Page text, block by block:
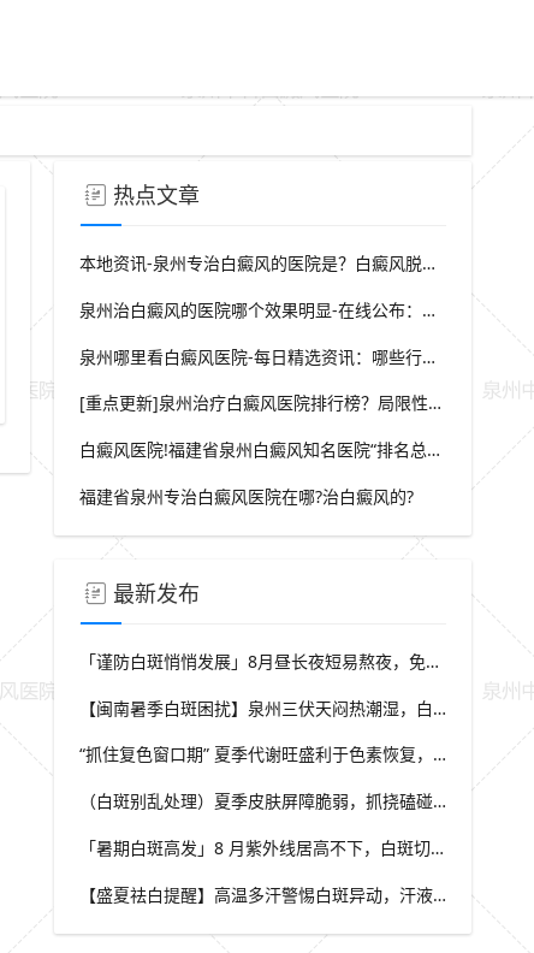
308光疗后同形反应预防措施
热点文章
本地资讯-泉州专治白癜风的医院是？白癜风脱屑是什么症状？
泉州治白癜风的医院哪个效果明显-在线公布：生活中哪些因素会诱发出白癜风
泉州哪里看白癜风医院-每日精选资讯：哪些行为会导致白癜风白斑在长
[重点更新]泉州治疗白癜风医院排行榜？局限性白癜风早期症状？
白癜风医院!福建省泉州白癜风知名医院“排名总榜公开”福建省泉州治白癜风那家医院较好“强势推荐”?
福建省泉州专治白癜风医院在哪?治白癜风的?
最新发布
「谨防白斑悄悄发展」8月昼长夜短易熬夜，免疫力波动干扰黑素细胞，福建泉州中科白癜风医院教你安稳度过白癜风高发季
【闽南暑季白斑困扰】泉州三伏天闷热潮湿，白斑患者出汗后及时清洁，福建泉州中科白癜风医院解析夏季白斑诱因
“抓住复色窗口期” 夏季代谢旺盛利于色素恢复，做好养护结合规范干预，福建泉州中科白癜风医院助力白斑科学复色
（白斑别乱处理）夏季皮肤屏障脆弱，抓挠磕碰可催生新白斑，福建泉州中科白癜风医院科普盛夏白癜风防护小常识
「暑期白斑高发」8 月紫外线居高不下，白斑切勿盲目暴晒，福建泉州中科白癜风医院提醒做好科学防晒规避扩散风险
【盛夏祛白提醒】高温多汗警惕白斑异动，汗液刺激易诱发同形反应，福建泉州中科白癜风医院分享夏季白斑稳护要点